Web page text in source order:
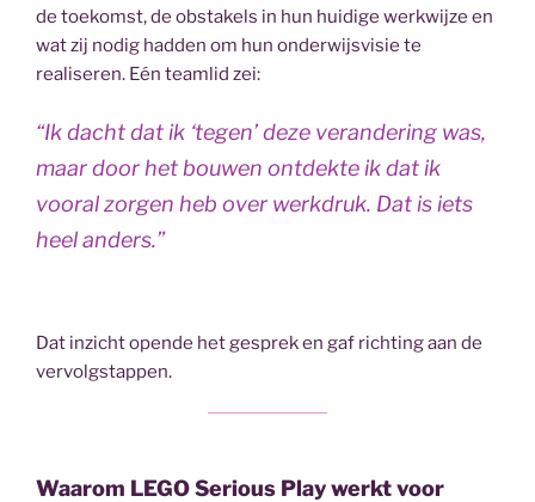
de toekomst, de obstakels in hun huidige werkwijze en
wat zij nodig hadden om hun onderwijsvisie te
realiseren. Eén teamlid zei:
“Ik dacht dat ik ‘tegen’ deze verandering was,
maar door het bouwen ontdekte ik dat ik
vooral zorgen heb over werkdruk. Dat is iets
heel anders.”
Dat inzicht opende het gesprek en gaf richting aan de
vervolgstappen.
Waarom LEGO Serious Play werkt voor